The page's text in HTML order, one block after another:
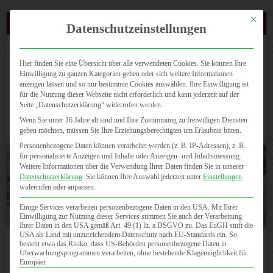
(0721) 4647 810
Seite wählen
Komplettes Labor
Mit
Datenschutzeinstellungen
Hier finden Sie eine Übersicht über alle verwendeten Cookies. Sie können Ihre
Einwilligung zu ganzen Kategorien geben oder sich weitere Informationen
anzeigen lassen und so nur bestimmte Cookies auswählen. Ihre Einwilligung ist
für die Nutzung dieser Webseite nicht erforderlich und kann jederzeit auf der
Seite „Datenschutzerklärung“ widerrufen werden.
Wenn Sie unter 16 Jahre alt sind und Ihre Zustimmung zu freiwilligen Diensten
geben möchten, müssen Sie Ihre Erziehungsberechtigten um Erlaubnis bitten.
Personenbezogene Daten können verarbeitet werden (z. B. IP-Adressen), z. B.
für personalisierte Anzeigen und Inhalte oder Anzeigen- und Inhaltsmessung.
Weitere Informationen über die Verwendung Ihrer Daten finden Sie in unserer
Datenschutzerklärung. Sie können Ihre Auswahl jederzeit unter Einstellungen
widerrufen oder anpassen.
Einige Services verarbeiten personenbezogene Daten in den USA. Mit Ihrer
Einwilligung zur Nutzung dieser Services stimmen Sie auch der Verarbeitung
Ihrer Daten in den USA gemäß Art. 49 (1) lit. a DSGVO zu. Das EuGH stuft die
USA als Land mit unzureichendem Datenschutz nach EU-Standards ein. So
besteht etwa das Risiko, dass US-Behörden personenbezogene Daten in
Überwachungsprogrammen verarbeiten, ohne bestehende Klagemöglichkeit für
Europäer.